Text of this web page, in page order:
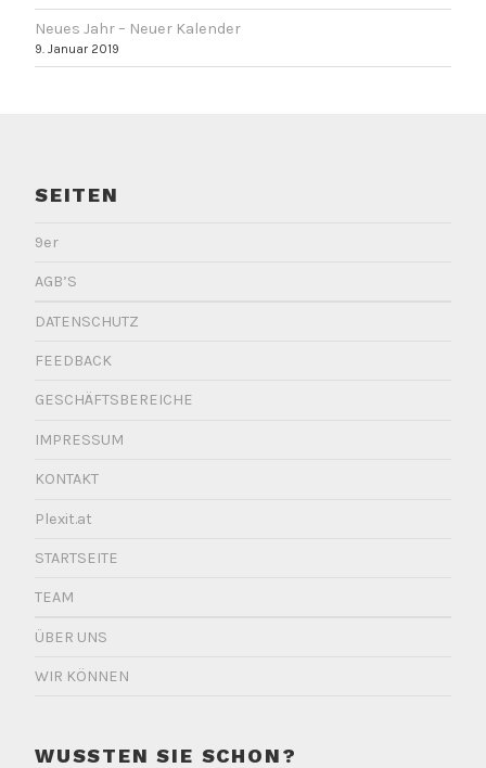
Neues Jahr – Neuer Kalender
9. Januar 2019
SEITEN
9er
AGB’S
DATENSCHUTZ
FEEDBACK
GESCHÄFTSBEREICHE
IMPRESSUM
KONTAKT
Plexit.at
STARTSEITE
TEAM
ÜBER UNS
WIR KÖNNEN
WUSSTEN SIE SCHON?